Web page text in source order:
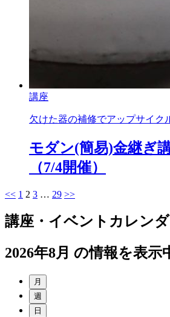
講座
欠けた器の補修でアップサイク
モダン(簡易)金継ぎ
（7/4開催）
<< 1 2 3 … 29 >>
講座・イベントカレン
2026年8月 の情報を表示
月
週
日